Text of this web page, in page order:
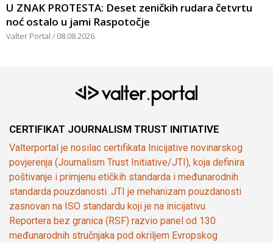
U ZNAK PROTESTA: Deset zeničkih rudara četvrtu
noć ostalo u jami Raspotočje
Valter Portal 08.08.2026
CERTIFIKAT JOURNALISM TRUST INITIATIVE
Valterportal je nosilac certifikata Inicijative novinarskog
povjerenja (Journalism Trust Initiative/JTI), koja definira
poštivanje i primjenu etičkih standarda i međunarodnih
standarda pouzdanosti. JTI je mehanizam pouzdanosti
zasnovan na ISO standardu koji je na inicijativu
Reportera bez granica (RSF) razvio panel od 130
međunarodnih stručnjaka pod okriljem Evropskog